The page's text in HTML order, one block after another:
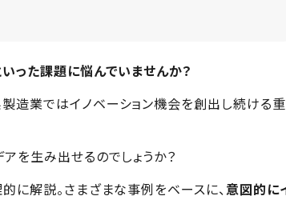
った課題に悩んでいませんか？
造業ではイノベーション機会を創出し続ける重
を生み出せるのでしょうか？
に解説。さまざまな事例をベースに、意図的に